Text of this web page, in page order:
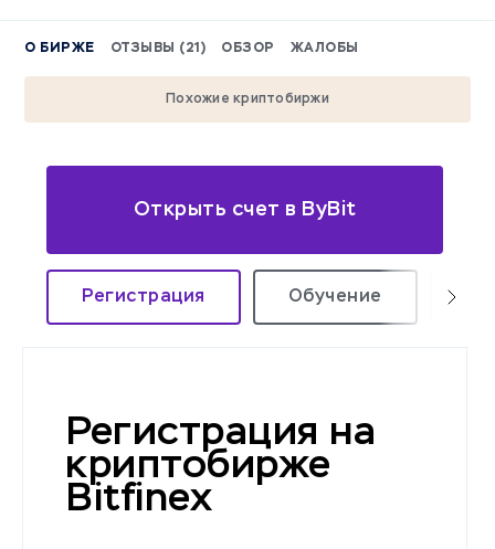
О БИРЖЕ ОТЗЫВЫ (21) ОБЗОР ЖАЛОБЫ
Похожие криптобиржи
Открыть счет в ByBit
Регистрация Обучение
Регистрация на
криптобирже
Bitfinex